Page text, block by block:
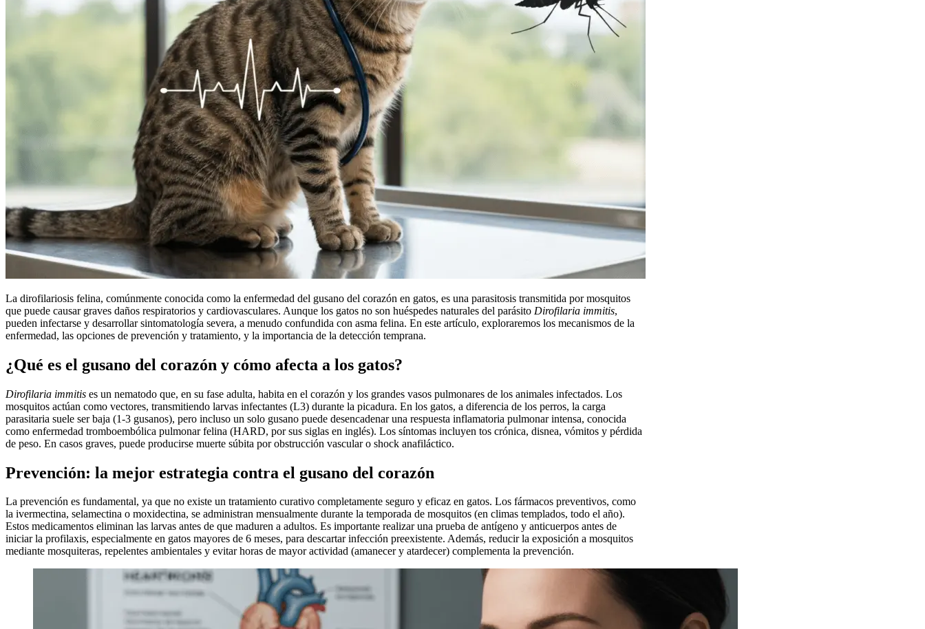
La dirofilariosis felina, comúnmente conocida como la enfermedad del gusano del corazón en gatos, es una parasitosis transmitida por mosquitos
que puede causar graves daños respiratorios y cardiovasculares. Aunque los gatos no son huéspedes naturales del parásito Dirofilaria immitis,
pueden infectarse y desarrollar sintomatología severa, a menudo confundida con asma felina. En este artículo, exploraremos los mecanismos de la
enfermedad, las opciones de prevención y tratamiento, y la importancia de la detección temprana.
¿Qué es el gusano del corazón y cómo afecta a los gatos?
Dirofilaria immitis es un nematodo que, en su fase adulta, habita en el corazón y los grandes vasos pulmonares de los animales infectados. Los
mosquitos actúan como vectores, transmitiendo larvas infectantes (L3) durante la picadura. En los gatos, a diferencia de los perros, la carga
parasitaria suele ser baja (1-3 gusanos), pero incluso un solo gusano puede desencadenar una respuesta inflamatoria pulmonar intensa, conocida
como enfermedad tromboembólica pulmonar felina (HARD, por sus siglas en inglés). Los síntomas incluyen tos crónica, disnea, vómitos y pérdida
de peso. En casos graves, puede producirse muerte súbita por obstrucción vascular o shock anafiláctico.
Prevención: la mejor estrategia contra el gusano del corazón
La prevención es fundamental, ya que no existe un tratamiento curativo completamente seguro y eficaz en gatos. Los fármacos preventivos, como
la ivermectina, selamectina o moxidectina, se administran mensualmente durante la temporada de mosquitos (en climas templados, todo el año).
Estos medicamentos eliminan las larvas antes de que maduren a adultos. Es importante realizar una prueba de antígeno y anticuerpos antes de
iniciar la profilaxis, especialmente en gatos mayores de 6 meses, para descartar infección preexistente. Además, reducir la exposición a mosquitos
mediante mosquiteras, repelentes ambientales y evitar horas de mayor actividad (amanecer y atardecer) complementa la prevención.